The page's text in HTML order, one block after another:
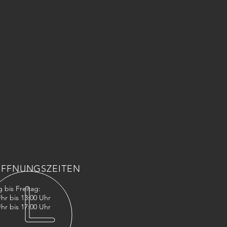
SIE UNS
bis Freitag:
bis 13:00 Uhr
bis 17:00 Uhr